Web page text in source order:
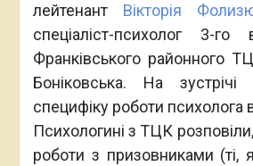
лейтенант Вікторія
спеціаліст-психолог 3-го
Франківського районного
Боніковська. На
специфіку роботи психолога
Психологині з ТЦК розповіли,
роботи з призовниками (ті,